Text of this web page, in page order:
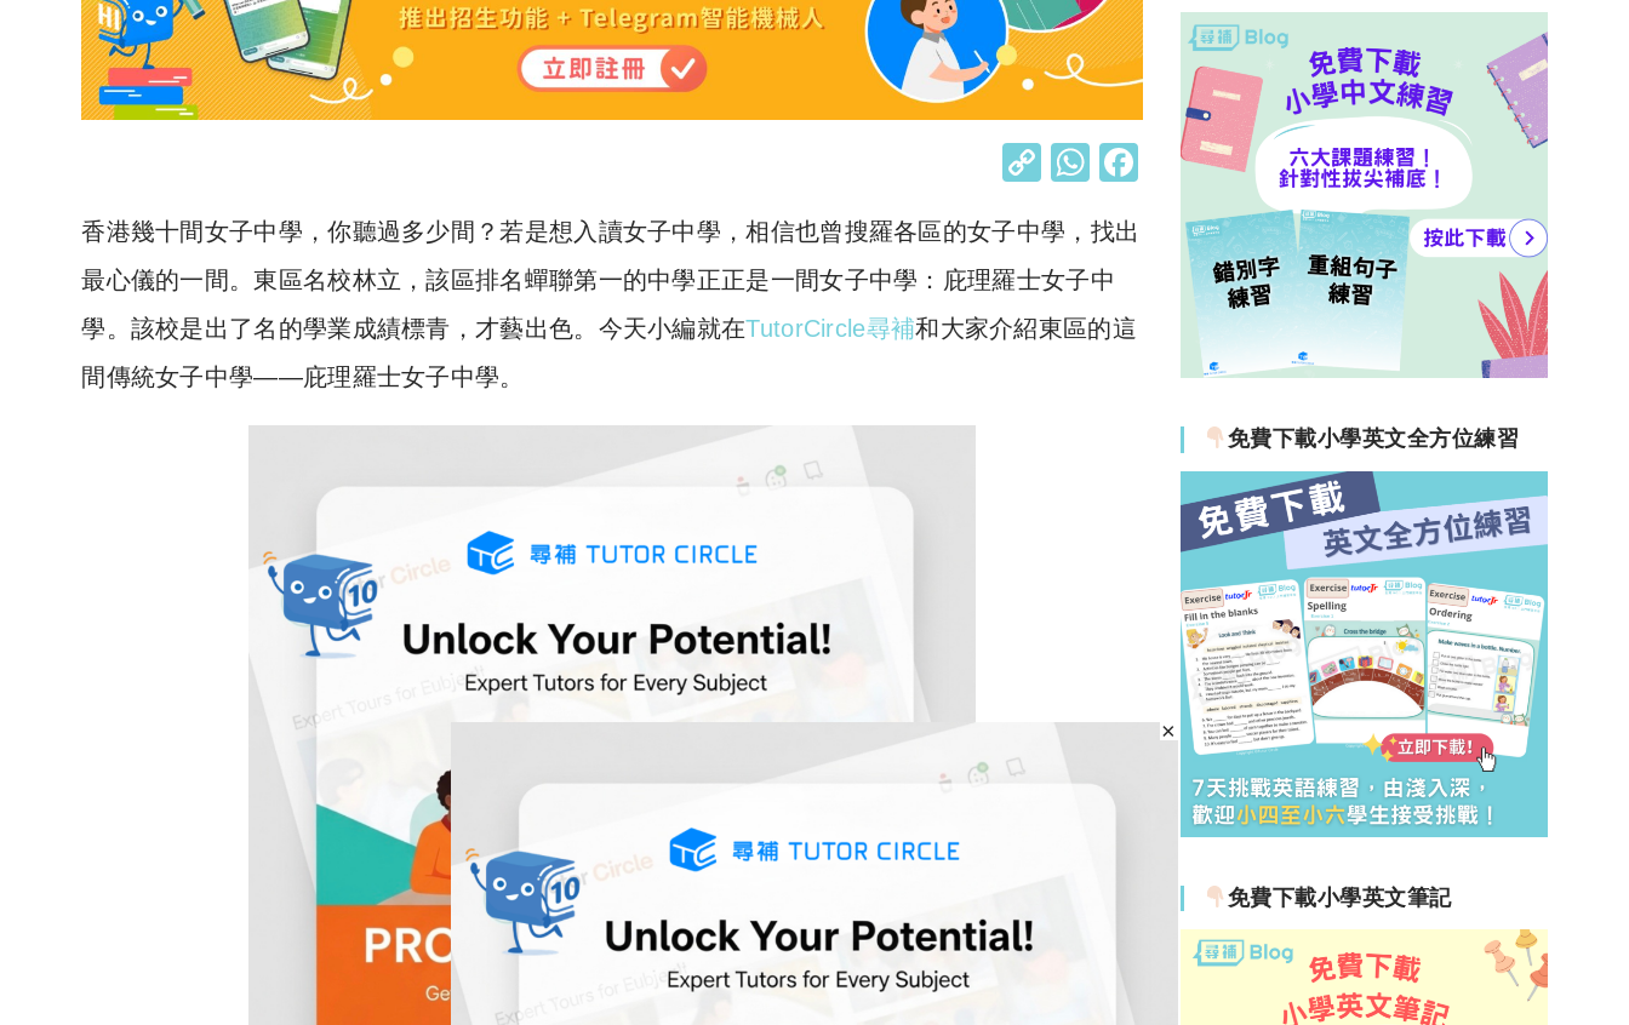
C
p
y
Li
W
at
s
A
香港幾十間女子中學，你聽過多少間？若是想入讀女子中學，相信也曾搜羅各區的女子中學，找出
最心儀的一間。東區名校林立，該區排名蟬聯第一的中學正正是一間女子中學：庇理羅士女子中
學。該校是出了名的學業成績標青，才藝出色。今天小編就在TutorCircle尋補和大家介紹東區的這
間傳統女子中學——庇理羅士女子中學。
免費下載小學英文全方位練習
免費下載小學英文筆記